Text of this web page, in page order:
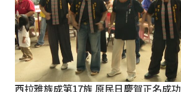
西拉雅族成第17族 原民日慶賀正名成功